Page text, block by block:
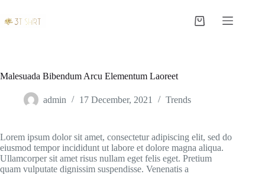
k
c
t
Shopping
Malesuada Bibendum Arcu Elementum Laoreet
admin 17 December, 2021 Trends
Lorem ipsum dolor sit amet, consectetur adipiscing elit, sed do
eiusmod tempor incididunt ut labore et dolore magna aliqua.
Ullamcorper sit amet risus nullam eget felis eget. Pretium
quam vulputate dignissim suspendisse. Venenatis a